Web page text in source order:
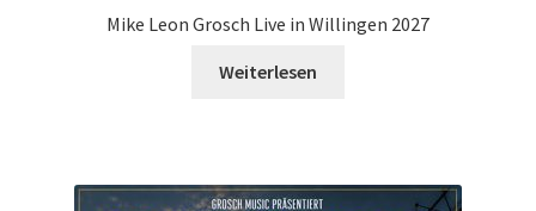
Mike Leon Grosch Live in Willingen 2027
Weiterlesen